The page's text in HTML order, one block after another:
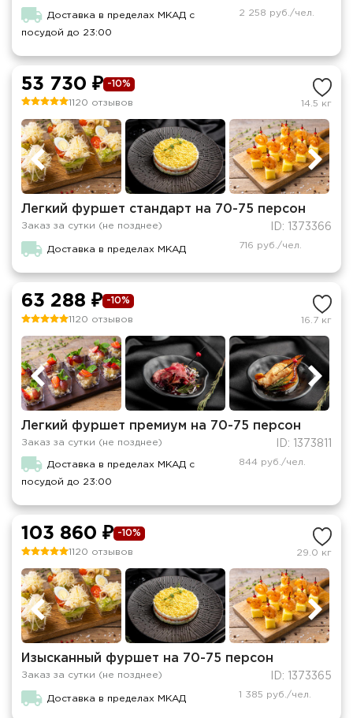
Доставка в пределах МКАД с
посудой до 23:00
2 258 руб./чел.
53 730 ₽ -10%
1120 отзывов 14.5 кг
Легкий фуршет стандарт на 70-75 персон
Заказ за сутки (не позднее) ID: 1373366
Доставка в пределах МКАД 716 руб./чел.
63 288 ₽ -10%
1120 отзывов 16.7 кг
Легкий фуршет премиум на 70-75 персон
Заказ за сутки (не позднее) ID: 1373811
Доставка в пределах МКАД с
посудой до 23:00
844 руб./чел.
103 860 ₽ -10%
1120 отзывов 29.0 кг
Изысканный фуршет на 70-75 персон
Заказ за сутки (не позднее) ID: 1373365
Доставка в пределах МКАД 1 385 руб./чел.